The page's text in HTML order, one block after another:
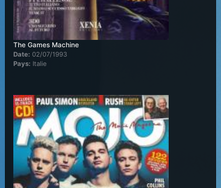
The Games Machine
Date: 02/07/1993
Pays: Italie